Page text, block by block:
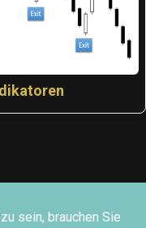
sein, brauchen Sie